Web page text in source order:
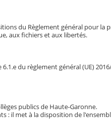
du Règlement général pour la
aux fichiers et aux libertés.
du règlement général (UE)
publics de Haute-Garonne.
: il met à la disposition de